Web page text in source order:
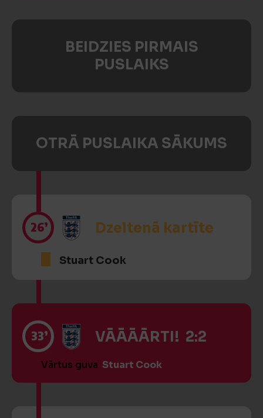
BEIDZIES PIRMAIS
PUSLAIKS
OTRĀ PUSLAIKA SĀKUMS
26’ Dzeltenā kartīte
Stuart Cook
33’ VĀĀĀĀRTI! 2:2
Vārtus guva Stuart Cook